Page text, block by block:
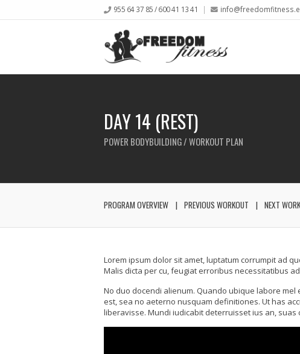
955 64 37 85 / 600 41 13 41
DAY 14 (REST)
POWER BODYBUILDING / WORKOUT PLAN
PROGRAM OVERVIEW PREVIOUS WORKOUT NEXT
Lorem ipsum dolor sit amet, luptatum corrumpit ad
Malis dicta per cu, feugiat erroribus necessitatibus
No duo docendi alienum. Quando ubique labore
est, sea no aeterno nusquam definitiones. Ut has
liberavisse. Mundi iudicabit deterruisset ius an, suas